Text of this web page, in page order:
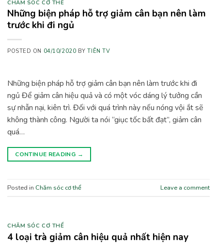
CHĂM SÓC CƠ THỂ
Những biện pháp hỗ trợ giảm cân bạn nên làm
trước khi đi ngủ
POSTED ON 04/10/2020 BYTIÊN TV
Những biện pháp hỗ trợ giảm cân bạn nên làm trước khi đi
ngủ Để giảm cân hiệu quả và có một vóc dáng lý tưởng cần
sự nhẫn nại, kiên trì. Đối với quá trình này nếu nóng vội ắt sẽ
không thành công. Người ta nói “giục tốc bất đạt”, giảm cân
quá…
CONTINUE READING →
Posted in Chăm sóc cơ thể Leave a comment
CHĂM SÓC CƠ THỂ
4 loại trà giảm cân hiệu quả nhất hiện nay